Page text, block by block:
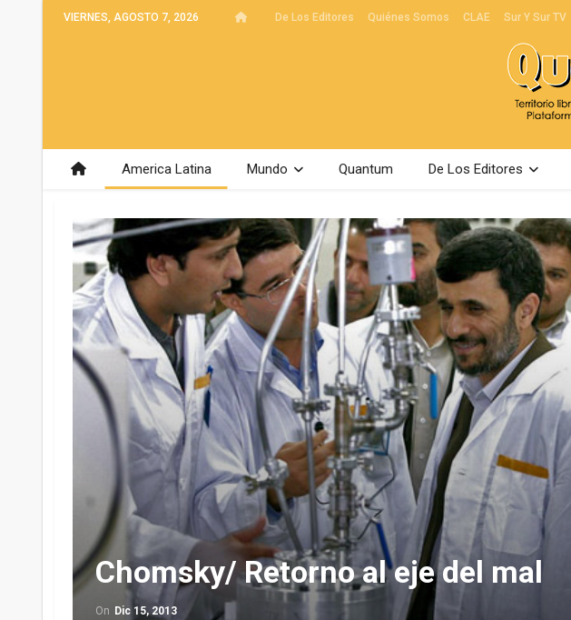
VIERNES, AGOSTO 7, 2026 De Los Editores Quiénes Somos CLAE Sur Y Sur TV
America Latina Mundo Quantum De Los Editores
Chomsky/ Retorno al eje del mal
On Dic 15, 2013